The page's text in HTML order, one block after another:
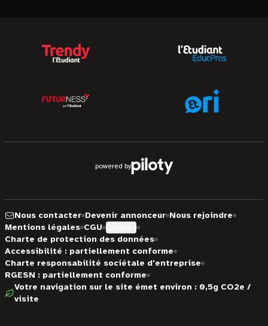
powered by
Nous contacter Devenir annonceur Nous rejoindre
Mentions légales CGU
Charte de protection des données
Accessibilité : partiellement conforme
Charte responsabilité sociétale d'entreprise
RGESN : partiellement conforme
Votre navigation sur le site émet environ : 0,5g CO2e /
visite